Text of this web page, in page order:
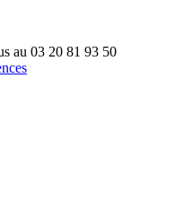
au 03 20 81 93 50